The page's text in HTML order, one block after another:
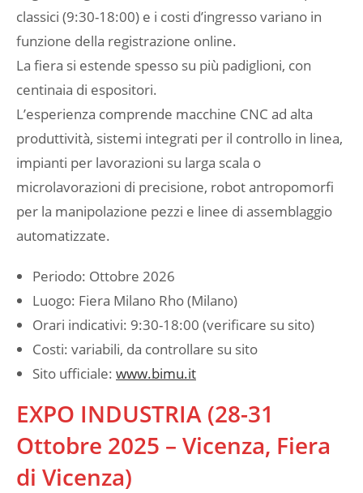
classici (9:30-18:00) e i costi d’ingresso variano in
funzione della registrazione online.
La fiera si estende spesso su più padiglioni, con
centinaia di espositori.
L’esperienza comprende macchine CNC ad alta
produttività, sistemi integrati per il controllo in linea,
impianti per lavorazioni su larga scala o
microlavorazioni di precisione, robot antropomorfi
per la manipolazione pezzi e linee di assemblaggio
automatizzate.
Periodo: Ottobre 2026
Luogo: Fiera Milano Rho (Milano)
Orari indicativi: 9:30-18:00 (verificare su sito)
Costi: variabili, da controllare su sito
Sito ufficiale: www.bimu.it
EXPO INDUSTRIA (28-31
Ottobre 2025 – Vicenza, Fiera
di Vicenza)